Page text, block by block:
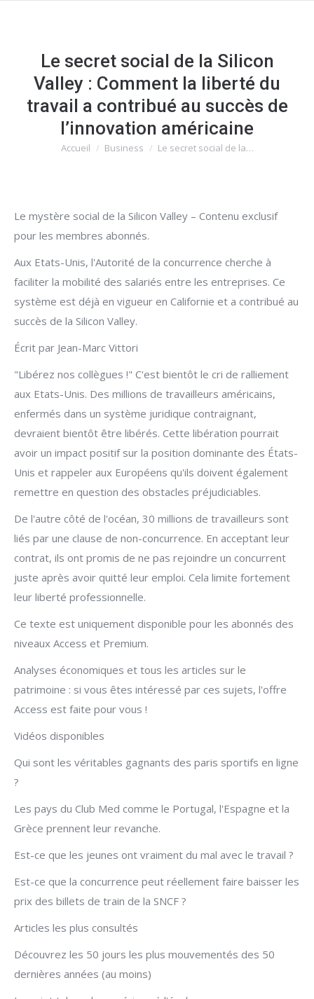
Le secret social de la Silicon
Valley : Comment la liberté du
travail a contribué au succès de
l’innovation américaine
Vous êtes ici :
Accueil Business Le secret social de la…
Le mystère social de la Silicon Valley – Contenu exclusif
pour les membres abonnés.
Aux Etats-Unis, l'Autorité de la concurrence cherche à
faciliter la mobilité des salariés entre les entreprises. Ce
système est déjà en vigueur en Californie et a contribué au
succès de la Silicon Valley.
Écrit par Jean-Marc Vittori
"Libérez nos collègues !" C'est bientôt le cri de ralliement
aux Etats-Unis. Des millions de travailleurs américains,
enfermés dans un système juridique contraignant,
devraient bientôt être libérés. Cette libération pourrait
avoir un impact positif sur la position dominante des États-
Unis et rappeler aux Européens qu'ils doivent également
remettre en question des obstacles préjudiciables.
De l'autre côté de l'océan, 30 millions de travailleurs sont
liés par une clause de non-concurrence. En acceptant leur
contrat, ils ont promis de ne pas rejoindre un concurrent
juste après avoir quitté leur emploi. Cela limite fortement
leur liberté professionnelle.
Ce texte est uniquement disponible pour les abonnés des
niveaux Access et Premium.
Analyses économiques et tous les articles sur le
patrimoine : si vous êtes intéressé par ces sujets, l'offre
Access est faite pour vous !
Vidéos disponibles
Qui sont les véritables gagnants des paris sportifs en ligne
?
Les pays du Club Med comme le Portugal, l'Espagne et la
Grèce prennent leur revanche.
Est-ce que les jeunes ont vraiment du mal avec le travail ?
Est-ce que la concurrence peut réellement faire baisser les
prix des billets de train de la SNCF ?
Articles les plus consultés
Découvrez les 50 jours les plus mouvementés des 50
dernières années (au moins)